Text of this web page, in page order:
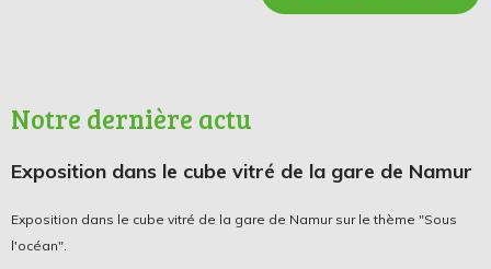
Notre dernière actu
Exposition dans le cube vitré de la gare de Namur
Exposition dans le cube vitré de la gare de Namur sur le thème "Sous
l'océan".